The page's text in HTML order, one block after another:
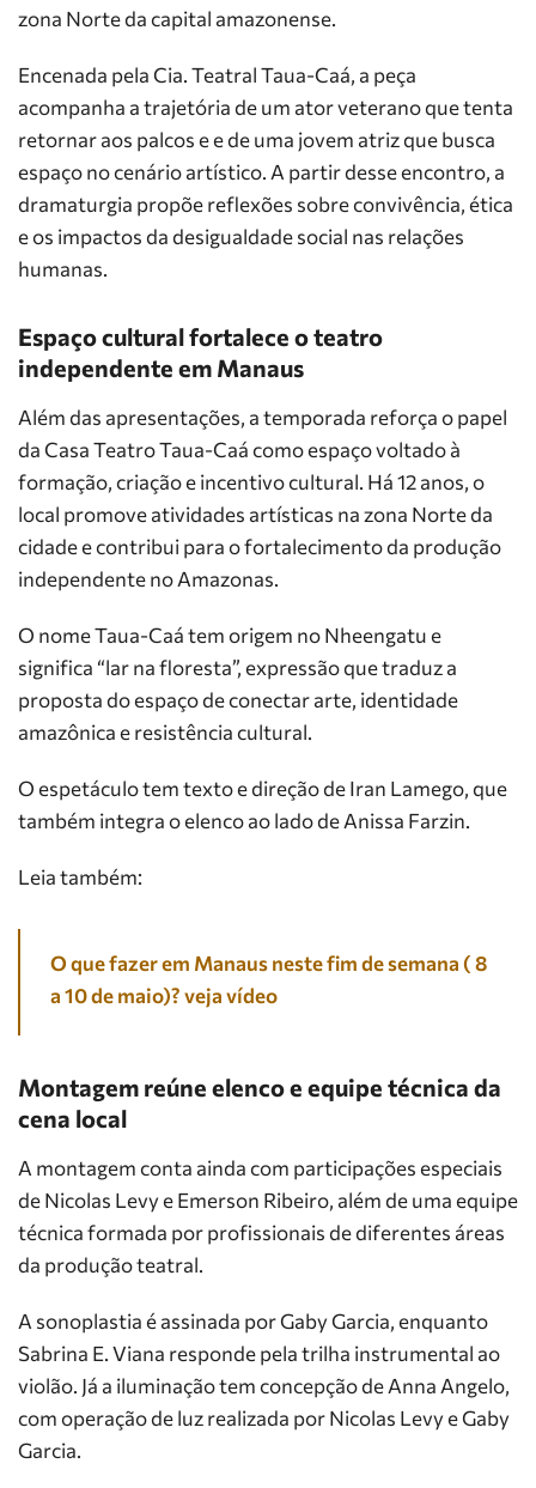
zona Norte da capital amazonense.
Encenada pela Cia. Teatral Taua-Caá, a peça
acompanha a trajetória de um ator veterano que tenta
retornar aos palcos e e de uma jovem atriz que busca
espaço no cenário artístico. A partir desse encontro, a
dramaturgia propõe reflexões sobre convivência, ética
e os impactos da desigualdade social nas relações
humanas.
Espaço cultural fortalece o teatro
independente em Manaus
Além das apresentações, a temporada reforça o papel
da Casa Teatro Taua-Caá como espaço voltado à
formação, criação e incentivo cultural. Há 12 anos, o
local promove atividades artísticas na zona Norte da
cidade e contribui para o fortalecimento da produção
independente no Amazonas.
O nome Taua-Caá tem origem no Nheengatu e
significa “lar na floresta”, expressão que traduz a
proposta do espaço de conectar arte, identidade
amazônica e resistência cultural.
O espetáculo tem texto e direção de Iran Lamego, que
também integra o elenco ao lado de Anissa Farzin.
Leia também:
O que fazer em Manaus neste fim de semana ( 8
a 10 de maio)? veja vídeo
Montagem reúne elenco e equipe técnica da
cena local
A montagem conta ainda com participações especiais
de Nicolas Levy e Emerson Ribeiro, além de uma equipe
técnica formada por profissionais de diferentes áreas
da produção teatral.
A sonoplastia é assinada por Gaby Garcia, enquanto
Sabrina E. Viana responde pela trilha instrumental ao
violão. Já a iluminação tem concepção de Anna Angelo,
com operação de luz realizada por Nicolas Levy e Gaby
Garcia.